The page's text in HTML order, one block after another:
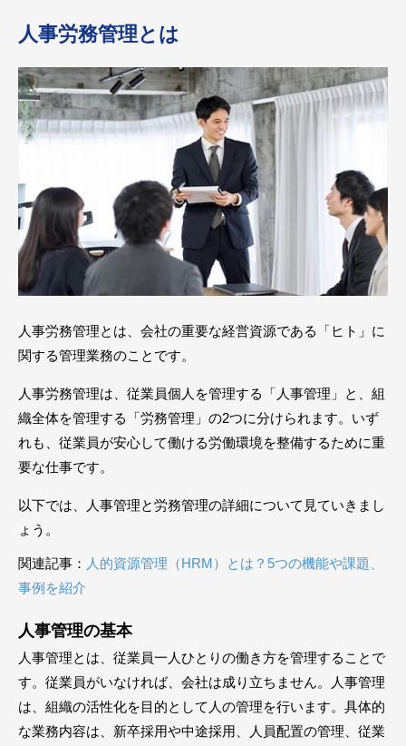
人事労務管理とは
人事労務管理とは、会社の重要な経営資源である「ヒト」に
関する管理業務のことです。
人事労務管理は、従業員個人を管理する「人事管理」と、組
織全体を管理する「労務管理」の2つに分けられます。いず
れも、従業員が安心して働ける労働環境を整備するために重
要な仕事です。
以下では、人事管理と労務管理の詳細について見ていきまし
ょう。
関連記事： 人的資源管理（HRM）とは？5つの機能や課題、
事例を紹介
人事管理の基本
人事管理とは、従業員一人ひとりの働き方を管理することで
す。従業員がいなければ、会社は成り立ちません。人事管理
は、組織の活性化を目的として人の管理を行います。具体的
な業務内容は、新卒採用や中途採用、人員配置の管理、従業